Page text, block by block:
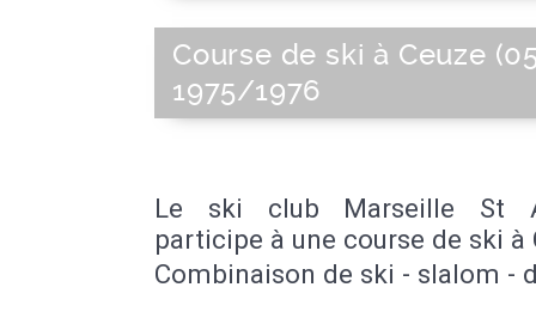
Course de ski à Ceuze
1975/1976
Le ski club Marseille St
participe à une course de ski à
Combinaison de ski - slalom -